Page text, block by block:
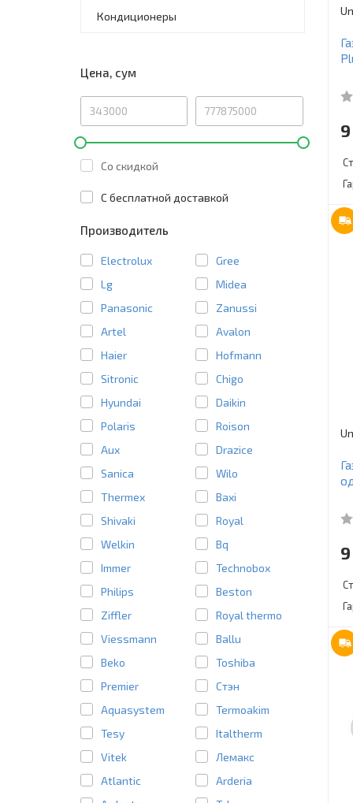
Кондиционеры
Цена, сум
Со скидкой
C бесплатной доставкой
Производитель
Electrolux
Gree
Lg
Midea
Panasonic
Zanussi
Artel
Avalon
Haier
Hofmann
Sitronic
Chigo
Hyundai
Daikin
Polaris
Roison
Aux
Drazice
Sanica
Wilo
Thermex
Baxi
Shivaki
Royal
Welkin
Bq
Immer
Technobox
Philips
Beston
Ziffler
Royal thermo
Viessmann
Ballu
Beko
Toshiba
Premier
Стэн
Aquasystem
Termoakim
Tesy
Italtherm
Vitek
Лемакс
Atlantic
Arderia